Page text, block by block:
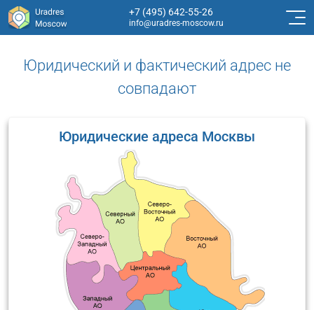
+7 (495) 642-55-26
info@uradres-moscow.ru
Юридический и фактический адрес не
совпадают
Юридические адреса Москвы